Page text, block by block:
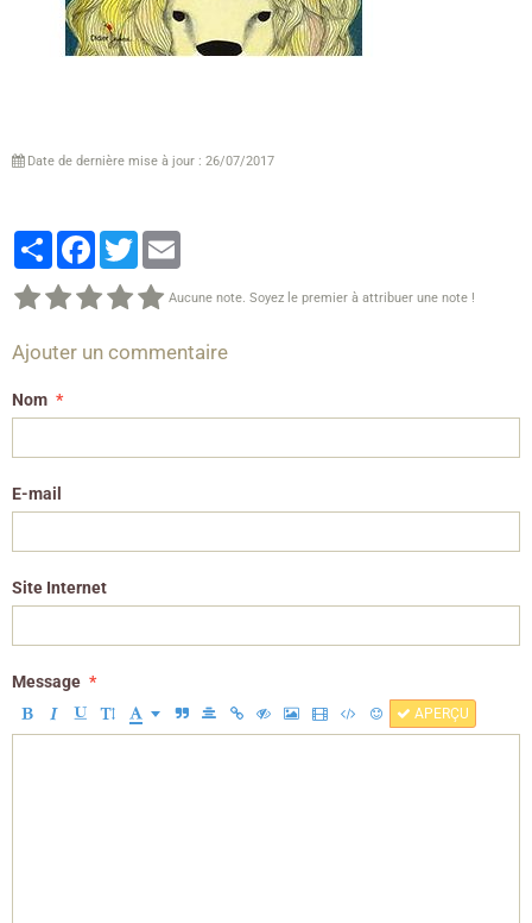
Date de dernière mise à jour : 26/07/2017
PartagerFacebook
Twitter
Aucune note. Soyez le premier à attribuer une note !
Ajouter un commentaire
Nom
E-mail
Site Internet
Message
APERÇU